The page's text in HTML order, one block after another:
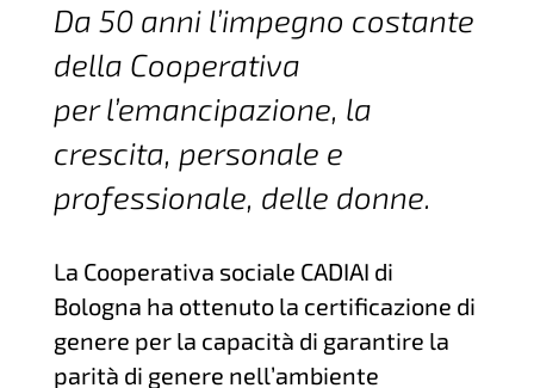
Da 50 anni l’impegno costante
della Cooperativa
per l’emancipazione, la
crescita, personale e
professionale, delle donne.
La Cooperativa sociale CADIAI di
Bologna ha ottenuto la certificazione di
genere per la capacità di garantire la
parità di genere nell’ambiente